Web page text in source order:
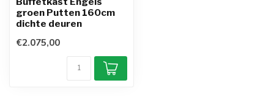
groen Putten 160cm
dichte deuren
€2.075,00